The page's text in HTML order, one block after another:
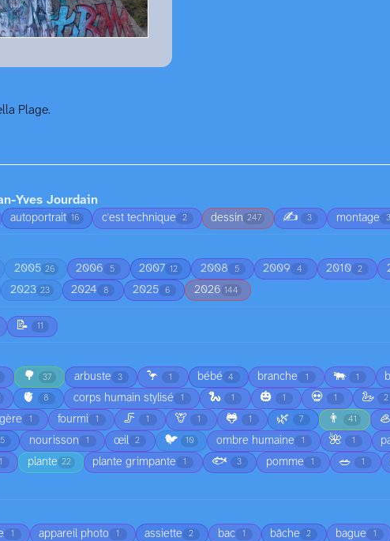
Plage.
Yves Jourdain
autoportrait 16 c'est technique 2 dessin 247 ✍️ 3 montage 3
2005 26 2006 5 2007 12 2008 5 2009 4 2010 2
2023 23 2024 8 2025 6 2026 144
📝 11
🌳 37 arbuste 3 🦩 1 bébé 4 branche 1 🐃 1
🫀 8 corps humain stylisé 1 🐍 1 🎃 1 💀 1 🦢 2
1 fourmi 1 🦵 1 🦒 1 🐸 1 🌿 7 👨 41 🦪
5 nourisson 1 œil 2 🐦 10 ombre humaine 1 🌺 1
1 plante 22 plante grimpante 1 🐟 3 pomme 1 🥗 1
1 appareil photo 1 assiette 2 bac 1 bâche 2 bague 1